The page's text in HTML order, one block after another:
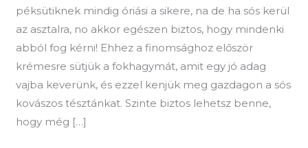
péksütiknek mindig óriási a sikere, na de ha sós kerül
az asztalra, no akkor egészen biztos, hogy mindenki
abból fog kérni! Ehhez a finomsághoz először
krémesre sütjük a fokhagymát, amit egy jó adag
vajba keverünk, és ezzel kenjük meg gazdagon a sós
kovászos tésztánkat. Szinte biztos lehetsz benne,
hogy még […]